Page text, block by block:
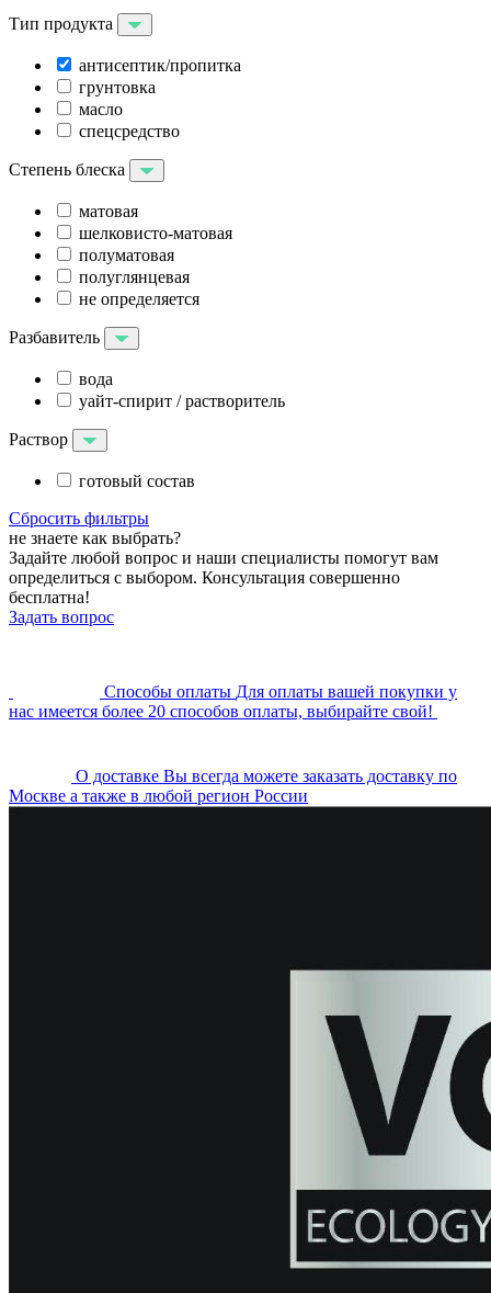
Тип продукта
антисептик/пропитка
грунтовка
масло
спецсредство
Степень блеска
матовая
шелковисто-матовая
полуматовая
полуглянцевая
не определяется
Разбавитель
вода
уайт-спирит / растворитель
Раствор
готовый состав
Сбросить фильтры
не знаете как выбрать?
Задайте любой вопрос и наши специалисты помогут вам
определиться с выбором. Консультация совершенно
бесплатна!
Задать вопрос
Cпособы оплаты Для оплаты вашей покупки у
нас имеется более 20 способов оплаты, выбирайте свой!
О доставке Вы всегда можете заказать доставку по
Москве а также в любой регион России